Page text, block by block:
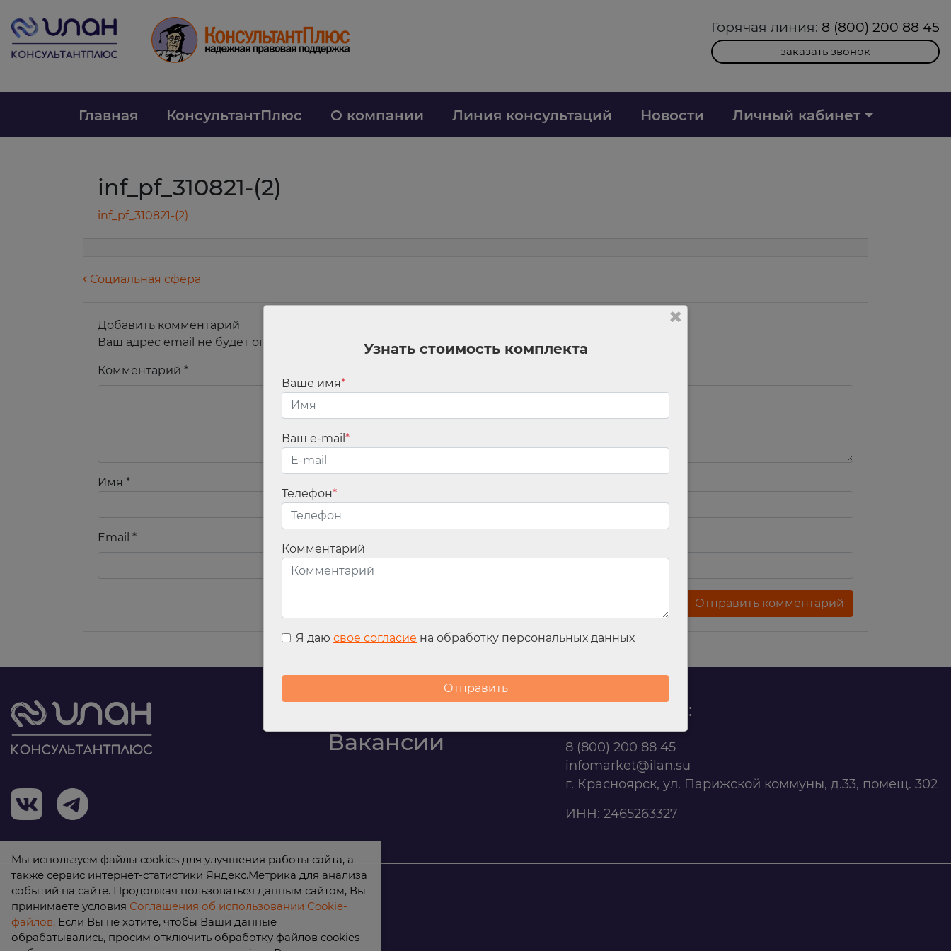
Горячая линия: 8 (800) 200 88 45
заказать звонок
Главная КонсультантПлюс О компании Линия консультаций Новости Личный кабинет
inf_pf_310821-(2)
inf_pf_310821-(2)
Навигация по записям
Социальная сфера
Добавить комментарий
Ваш адрес email не будет опубликован.
Обязательные поля помечены
Комментарий *
Имя *
Email *
Вакансии
Офис продаж:
8 (800) 200 88 45
infomarket@ilan.su
г. Красноярск, ул. Парижской коммуны, д.33, помещ. 302
ИНН: 2465263327
© 2026 ООО «КонсультантПлюс Илан»
Политика обработки персональных данных
Узнать стоимость комплекта
Ваше имя*
Ваш e-mail *
Телефон*
Комментарий
Я даю свое согласие на обработку персональных данных
Мы используем файлы cookies для улучшения работы сайта, а
также сервис интернет-статистики Яндекс.Метрика для анализа
событий на сайте. Продолжая пользоваться данным сайтом, Вы
принимаете условия Соглашения об использовании Cookie-
файлов. Если Вы не хотите, чтобы Ваши данные
обрабатывались, просим отключить обработку файлов cookies